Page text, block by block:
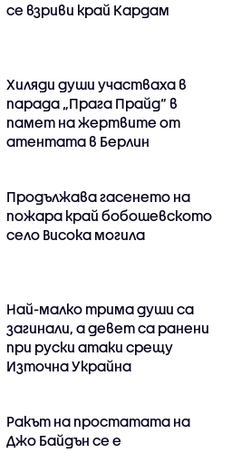
се взриви край Кардам
Хиляди души участваха в
парада „Прага Прайд“ в
памет на жертвите от
атентата в Берлин
Продължава гасенето на
пожара край бобошевското
село Висока могила
Най-малко трима души са
загинали, а девет са ранени
при руски атаки срещу
Източна Украйна
Ракът на простатата на
Джо Байдън се е